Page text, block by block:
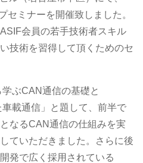
セミナーを開催致しました。
会員の若手技術者スキル
技術を習得して頂くためのセ
ぶCAN通信の基礎と
載通信」と題して、前半で
なるCAN通信の仕組みを実
ていただきました。さらに後
発で広く採用されている